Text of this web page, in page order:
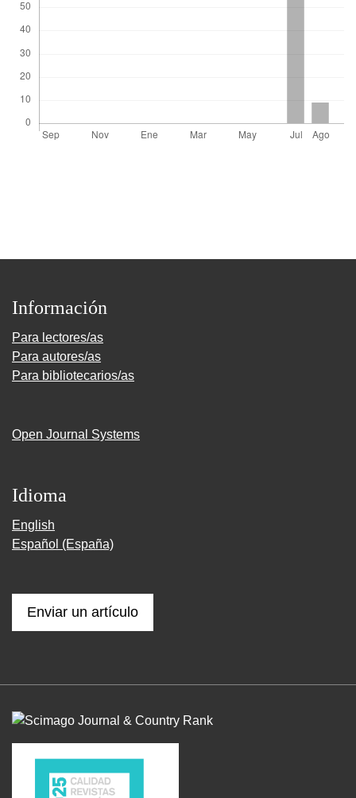
Información
Para lectores/as
Para autores/as
Para bibliotecarios/as
Open Journal Systems
Idioma
English
Español (España)
Enviar un artículo